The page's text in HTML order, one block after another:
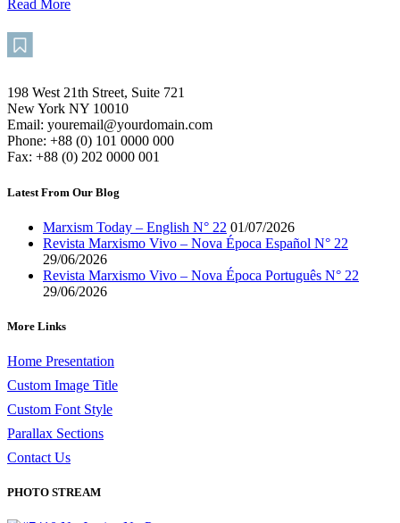
Read More
198 West 21th Street, Suite 721
New York NY 10010
Email: youremail@yourdomain.com
Phone: +88 (0) 101 0000 000
Fax: +88 (0) 202 0000 001
Latest From Our Blog
Marxism Today – English N° 22 01/07/2026
Revista Marxismo Vivo – Nova Época Español N° 22
29/06/2026
Revista Marxismo Vivo – Nova Época Português N° 22
29/06/2026
More Links
Home Presentation
Custom Image Title
Custom Font Style
Parallax Sections
Contact Us
PHOTO STREAM